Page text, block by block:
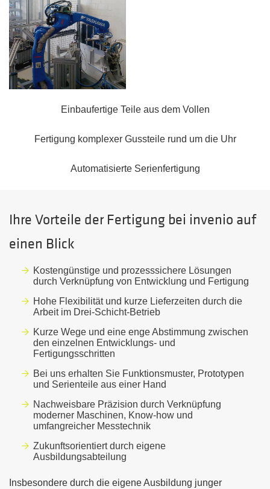
Einbaufertige Teile aus dem Vollen
Fertigung komplexer Gussteile rund um die Uhr
Automatisierte Serienfertigung
Ihre Vorteile der Fertigung bei invenio auf
einen Blick
Kostengünstige und prozesssichere Lösungen
durch Verknüpfung von Entwicklung und Fertigung
Hohe Flexibilität und kurze Lieferzeiten durch die
Arbeit im Drei-Schicht-Betrieb
Kurze Wege und eine enge Abstimmung zwischen
den einzelnen Entwicklungs- und
Fertigungsschritten
Bei uns erhalten Sie Funktionsmuster, Prototypen
und Serienteile aus einer Hand
Nachweisbare Präzision durch Verknüpfung
moderner Maschinen, Know-how und
umfangreicher Messtechnik
Zukunftsorientiert durch eigene
Ausbildungsabteilung
Insbesondere durch die eigene Ausbildung junger